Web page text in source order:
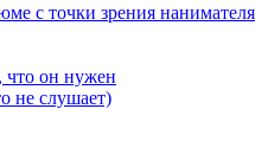
с точки зрения нанимателя
что он нужен
не слушает)